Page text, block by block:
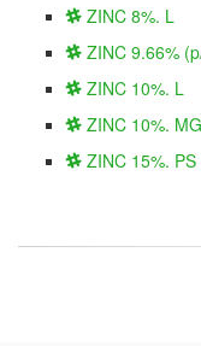
ZINC 8%. L
ZINC 9.66%
ZINC 10%. L
ZINC 10%. MG
ZINC 15%. PS